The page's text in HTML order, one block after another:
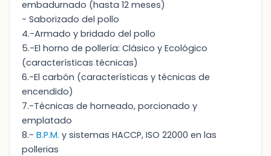
embadurnado (hasta 12 meses)
- Saborizado del pollo
4.-Armado y bridado del pollo
5.-El horno de pollería: Clásico y Ecológico
(características técnicas)
6.-El carbón (características y técnicas de
encendido)
7.-Técnicas de horneado, porcionado y
emplatado
8.- B.P.M. y sistemas HACCP, ISO 22000 en las
pollerias